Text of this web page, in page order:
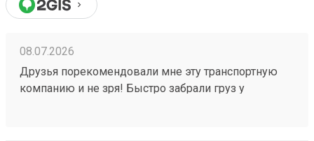
08.07.2026
Друзья порекомендовали мне эту транспортную
компанию и не зря! Быстро забрали груз у